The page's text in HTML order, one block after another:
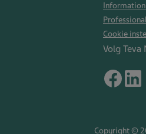
Cookie
Volg Teva
Copyright ©